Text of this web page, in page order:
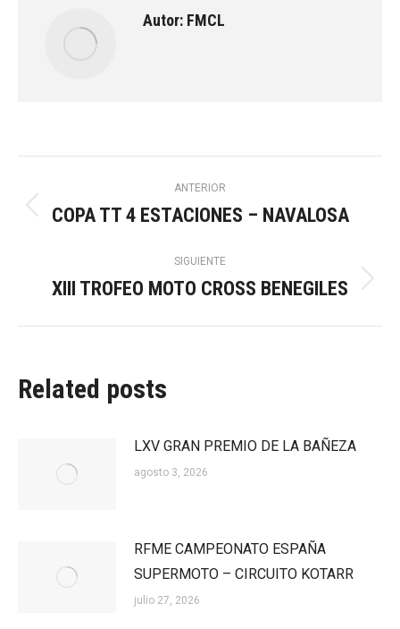
Autor: FMCL
Navegación
entre
publicaciones
ANTERIOR
Publicación
COPA TT 4 ESTACIONES – NAVALOSA
SIGUIENTE
Publicación
XIII TROFEO MOTO CROSS BENEGILES
Related posts
LXV GRAN PREMIO DE LA BAÑEZA
agosto 3, 2026
RFME CAMPEONATO ESPAÑA
SUPERMOTO – CIRCUITO KOTARR
julio 27, 2026